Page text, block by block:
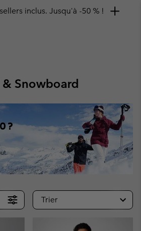
de 10 % à saisir
& Snowboard
?
Trier